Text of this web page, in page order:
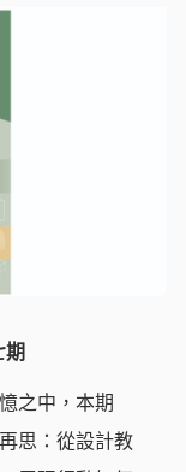
之中，本期
思：從設計教